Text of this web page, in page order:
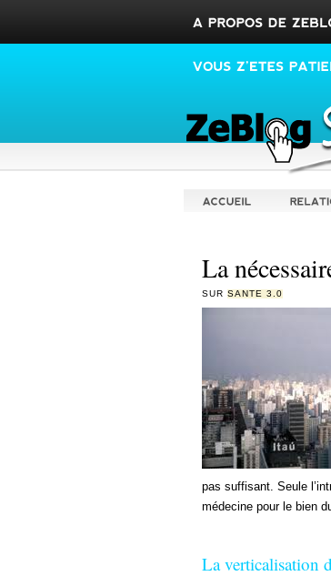
La
SUR SANTE 3.0
pas suffisant. Seule
médecine pour le bien
La verticalisation